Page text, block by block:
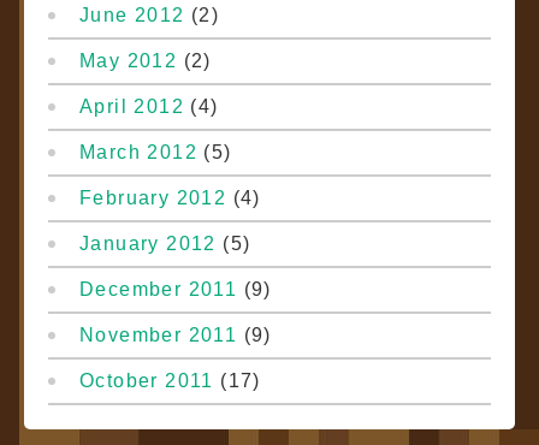
June 2012 (2)
May 2012 (2)
April 2012 (4)
March 2012 (5)
February 2012 (4)
January 2012 (5)
December 2011 (9)
November 2011 (9)
October 2011 (17)